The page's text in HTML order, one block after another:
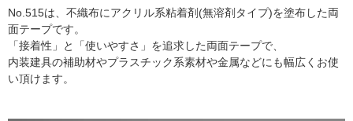
No.515は、不織布にアクリル系粘着剤(無溶剤タイプ)を塗布した両
面テープです。
「接着性」と「使いやすさ」を追求した両面テープで、
内装建具の補助材やプラスチック系素材や金属などにも幅広くお使
い頂けます。